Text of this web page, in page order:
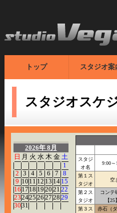
トップ スタジオ案
スタジオスケ
スタジ
オ名
9:00～
第１ス
タジオ
空
第２ス
タジオ
コンテ
【
第３ス
赤石（ダ
2026年 8月
日 月 火 水 木 金 土
1
2 3 4 5 6 7
8
9 10 11 12 13 14 15
1617 18 19 20 21 22
232425 26 27 28 29
3031